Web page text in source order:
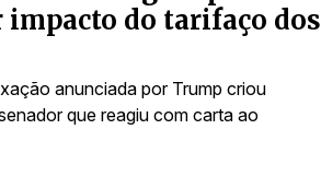
do tarifaço dos
anunciada por Trump criou
que reagiu com carta ao